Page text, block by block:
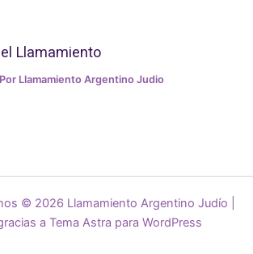
Llamamiento
Llamamiento Argentino Judio
© 2026 Llamamiento Argentino Judío |
a Tema Astra para WordPress